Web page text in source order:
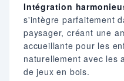
Intégration
s'intègre parfaitement
paysager, créant une
accueillante pour les
naturellement avec les
de jeux en bois.